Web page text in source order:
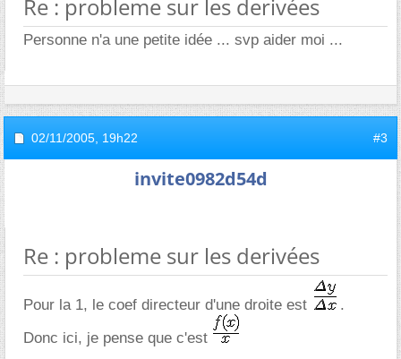
Re : probleme sur les derivées
Personne n'a une petite idée ... svp aider moi ...
02/11/2005, 19h22 #3
invite0982d54d
Re : probleme sur les derivées
Pour la 1, le coef directeur d'une droite est
.
Donc ici, je pense que c'est